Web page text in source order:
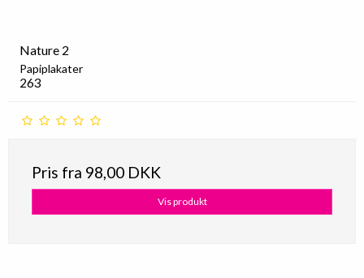
Nature 2
Papiplakater
263
Pris fra 98,00 DKK
Vis produkt